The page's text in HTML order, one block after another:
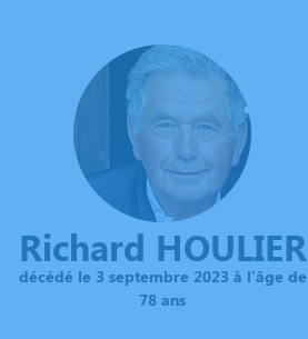
Richard HOULIER
décédé le 3 septembre 2023 à l'âge de
78 ans